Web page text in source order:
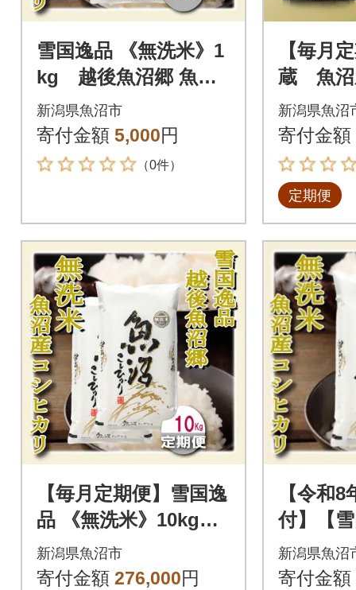
雪国逸品 《無洗米》1
kg 越後魚沼郷 魚沼
産コシヒカリ
新潟県魚沼市
寄付金額 5,000円
（0件）
【毎月
蔵 魚沼
り無洗
全3回
新潟県魚沼
寄付金額
定期便
【毎月定期便】雪国逸
品 《無洗米》10kg
越後魚沼郷 魚沼産コ
シヒカリ全6回
新潟県魚沼市
寄付金額 276,000円
【令和
付】【
米5kg
魚沼産
新潟県魚沼
寄付金額